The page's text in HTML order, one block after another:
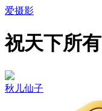
爱摄影
祝天下所
秋儿仙子